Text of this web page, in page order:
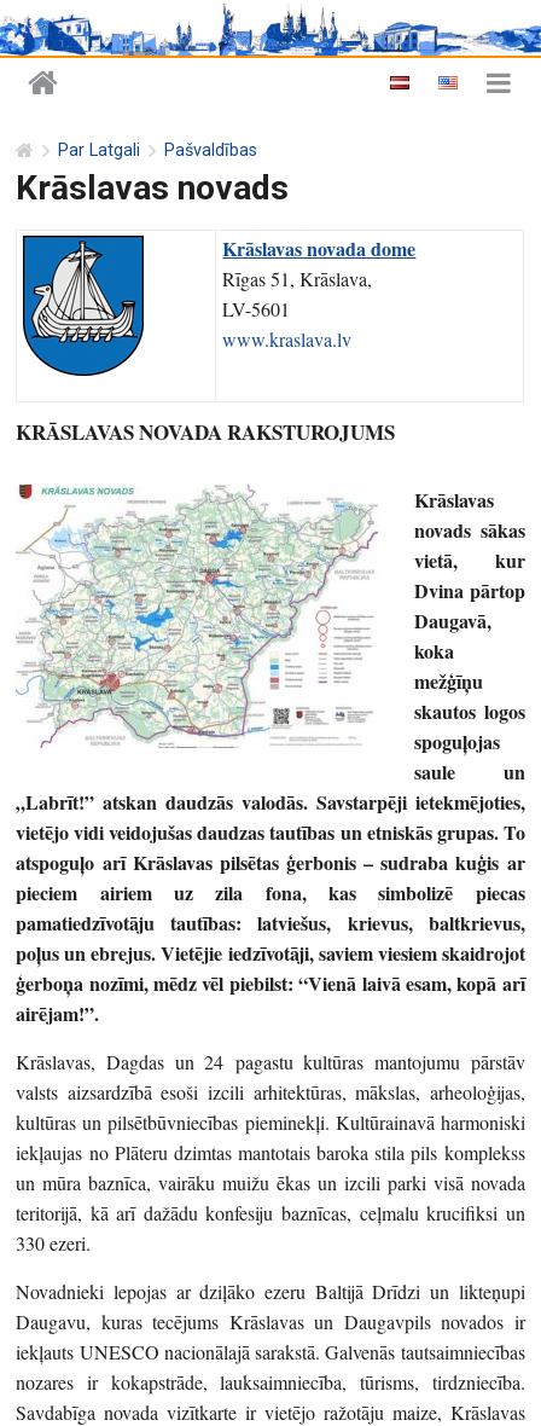
Par Latgali Pašvaldības
Krāslavas novads
Krāslavas novada dome
Rīgas 51, Krāslava,
LV-5601
www.kraslava.lv
KRĀSLAVAS NOVADA RAKSTUROJUMS
Krāslavas
novads sākas
vietā, kur
Dvina pārtop
Daugavā,
koka
mežģīņu
skautos logos
spoguļojas
saule un
„Labrīt!” atskan daudzās valodās. Savstarpēji ietekmējoties,
vietējo vidi veidojušas daudzas tautības un etniskās grupas. To
atspoguļo arī Krāslavas pilsētas ģerbonis – sudraba kuģis ar
pieciem airiem uz zila fona, kas simbolizē piecas
pamatiedzīvotāju tautības: latviešus, krievus, baltkrievus,
poļus un ebrejus. Vietējie iedzīvotāji, saviem viesiem skaidrojot
ģerboņa nozīmi, mēdz vēl piebilst: “Vienā laivā esam, kopā arī
airējam!”.
Krāslavas, Dagdas un 24 pagastu kultūras mantojumu pārstāv
valsts aizsardzībā esoši izcili arhitektūras, mākslas, arheoloģijas,
kultūras un pilsētbūvniecības pieminekļi. Kultūrainavā harmoniski
iekļaujas no Plāteru dzimtas mantotais baroka stila pils komplekss
un mūra baznīca, vairāku muižu ēkas un izcili parki visā novada
teritorijā, kā arī dažādu konfesiju baznīcas, ceļmalu krucifiksi un
330 ezeri.
Novadnieki lepojas ar dziļāko ezeru Baltijā Drīdzi un likteņupi
Daugavu, kuras tecējums Krāslavas un Daugavpils novados ir
iekļauts UNESCO nacionālajā sarakstā. Galvenās tautsaimniecības
nozares ir kokapstrāde, lauksaimniecība, tūrisms, tirdzniecība.
Savdabīga novada vizītkarte ir vietējo ražotāju maize, Krāslavas